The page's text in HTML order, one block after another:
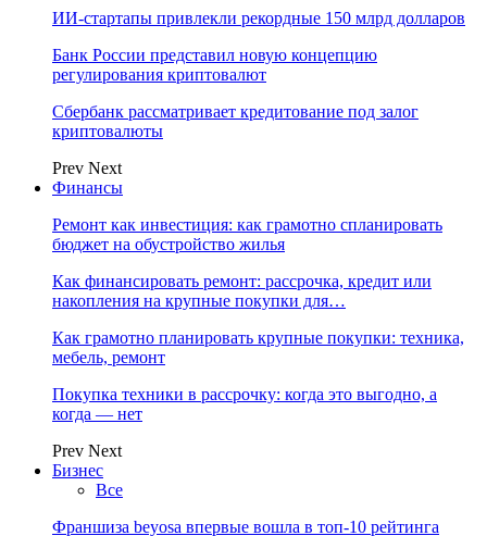
ИИ-стартапы привлекли рекордные 150 млрд долларов
Банк России представил новую концепцию
регулирования криптовалют
Сбербанк рассматривает кредитование под залог
криптовалюты
Prev Next
Финансы
Ремонт как инвестиция: как грамотно спланировать
бюджет на обустройство жилья
Как финансировать ремонт: рассрочка, кредит или
накопления на крупные покупки для…
Как грамотно планировать крупные покупки: техника,
мебель, ремонт
Покупка техники в рассрочку: когда это выгодно, а
когда — нет
Prev Next
Бизнес
Все
Франшиза beyosa впервые вошла в топ-10 рейтинга